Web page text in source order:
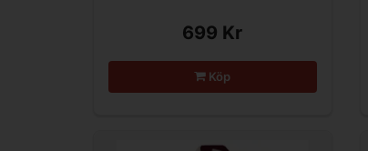
699 Kr
Köp